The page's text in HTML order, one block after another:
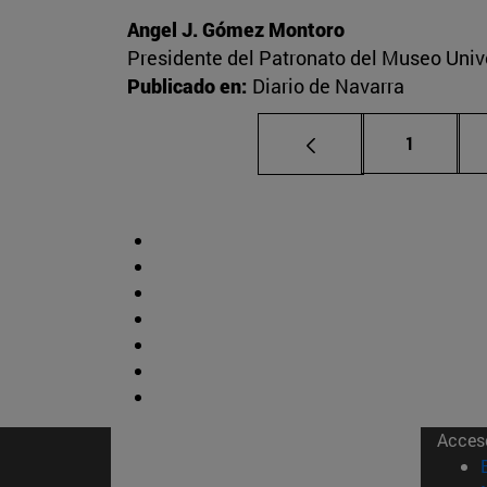
Angel J. Gómez Montoro
Presidente del Patronato del Museo
Publicado en: Diario de Navarra
Página
1